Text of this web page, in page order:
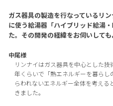
ガス器具の製造を行なっているリ
に使う給湯器「ハイブリッド給湯
た。その開発の経緯をお伺いして
中尾様
リンナイはガス器具を中心とした
年くらいで「熱エネルギーを暮ら
らわれないエネルギー全体を考え
きました。